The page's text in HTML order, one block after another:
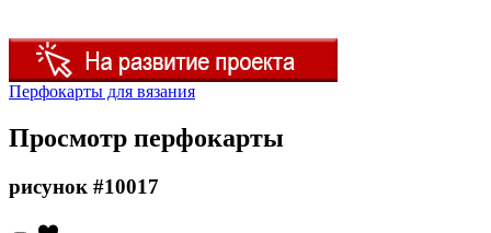
Перфокарты для вязания
Просмотр перфокарты
рисунок #10017